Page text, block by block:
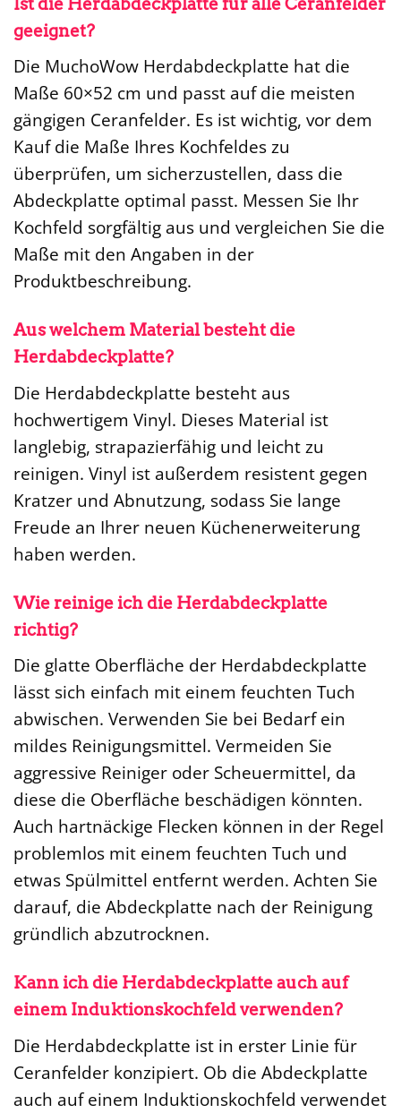
geeignet?
Die MuchoWow Herdabdeckplatte hat die
Maße 60×52 cm und passt auf die meisten
gängigen Ceranfelder. Es ist wichtig, vor dem
Kauf die Maße Ihres Kochfeldes zu
überprüfen, um sicherzustellen, dass die
Abdeckplatte optimal passt. Messen Sie Ihr
Kochfeld sorgfältig aus und vergleichen Sie die
Maße mit den Angaben in der
Produktbeschreibung.
Aus welchem Material besteht die
Herdabdeckplatte?
Die Herdabdeckplatte besteht aus
hochwertigem Vinyl. Dieses Material ist
langlebig, strapazierfähig und leicht zu
reinigen. Vinyl ist außerdem resistent gegen
Kratzer und Abnutzung, sodass Sie lange
Freude an Ihrer neuen Küchenerweiterung
haben werden.
Wie reinige ich die Herdabdeckplatte
richtig?
Die glatte Oberfläche der Herdabdeckplatte
lässt sich einfach mit einem feuchten Tuch
abwischen. Verwenden Sie bei Bedarf ein
mildes Reinigungsmittel. Vermeiden Sie
aggressive Reiniger oder Scheuermittel, da
diese die Oberfläche beschädigen könnten.
Auch hartnäckige Flecken können in der Regel
problemlos mit einem feuchten Tuch und
etwas Spülmittel entfernt werden. Achten Sie
darauf, die Abdeckplatte nach der Reinigung
gründlich abzutrocknen.
Kann ich die Herdabdeckplatte auch auf
einem Induktionskochfeld verwenden?
Die Herdabdeckplatte ist in erster Linie für
Ceranfelder konzipiert. Ob die Abdeckplatte
auch auf einem Induktionskochfeld verwendet